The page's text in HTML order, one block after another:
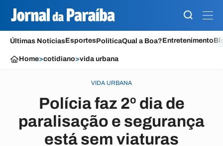
Últimas NotíciasEsportesPolíticaQual a Boa?Entretenimento
Home>cotidiano>vida urbana
VIDA URBANA
Polícia faz 2º dia de
paralisação e segurança
está sem viaturas